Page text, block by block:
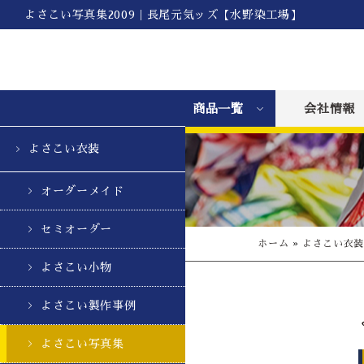
よさこい写真集2009｜長尾元気ッズ【水野染工場】
商品一覧 会社情報
よさこい衣装
オーダーメイド
セミオーダー
よさこい小物
よさこい製作事例
よさこい写真集
ホーム » よさこい衣